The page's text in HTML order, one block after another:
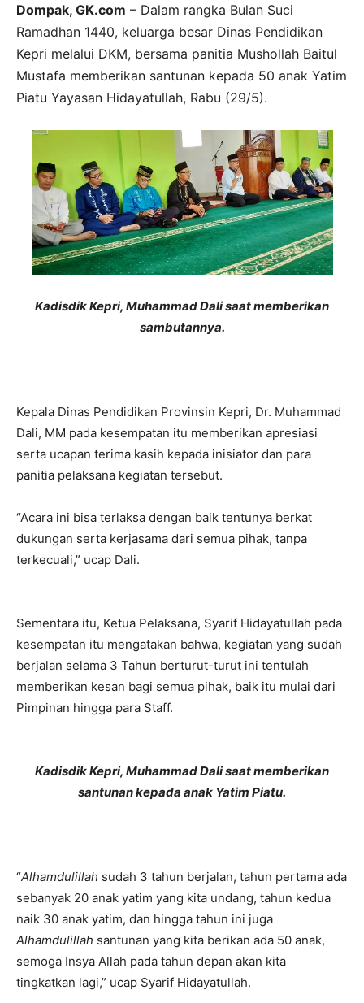
Dompak, GK.com – Dalam rangka Bulan Suci
Ramadhan 1440, keluarga besar Dinas Pendidikan
Kepri melalui DKM, bersama panitia Mushollah Baitul
Mustafa memberikan santunan kepada 50 anak Yatim
Piatu Yayasan Hidayatullah, Rabu (29/5).
Kadisdik Kepri, Muhammad Dali saat memberikan
sambutannya.
Kepala Dinas Pendidikan Provinsin Kepri, Dr. Muhammad
Dali, MM pada kesempatan itu memberikan apresiasi
serta ucapan terima kasih kepada inisiator dan para
panitia pelaksana kegiatan tersebut.
“Acara ini bisa terlaksa dengan baik tentunya berkat
dukungan serta kerjasama dari semua pihak, tanpa
terkecuali,” ucap Dali.
Sementara itu, Ketua Pelaksana, Syarif Hidayatullah pada
kesempatan itu mengatakan bahwa, kegiatan yang sudah
berjalan selama 3 Tahun berturut-turut ini tentulah
memberikan kesan bagi semua pihak, baik itu mulai dari
Pimpinan hingga para Staff.
Kadisdik Kepri, Muhammad Dali saat memberikan
santunan kepada anak Yatim Piatu.
“Alhamdulillah sudah 3 tahun berjalan, tahun pertama ada
sebanyak 20 anak yatim yang kita undang, tahun kedua
naik 30 anak yatim, dan hingga tahun ini juga
Alhamdulillah santunan yang kita berikan ada 50 anak,
semoga Insya Allah pada tahun depan akan kita
tingkatkan lagi,” ucap Syarif Hidayatullah.